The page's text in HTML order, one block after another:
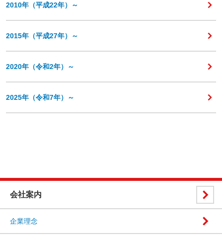
2010年（平成22年）～
2015年（平成27年）～
2020年（令和2年）～
2025年（令和7年）～
会社案内
企業理念